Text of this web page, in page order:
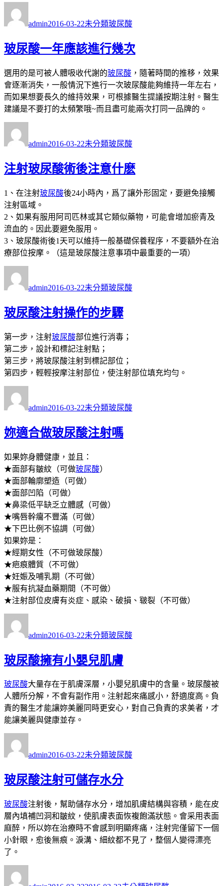
者
admin佈
期:
2016-03-22類
未分類籤
玻尿酸
玻尿酸一年應該進行幾次
選用的是可被人體吸收代謝的玻尿酸 ，隨著時間的推移，效果
會逐漸消失，一般情況下進行一次玻尿酸能夠維持一年左右，
而如果想要長久的維持效果，可根據醫生提議按期注射。醫生
建議是不要打的太頻繁哦~而且盡可能兩次打同一品牌的。
者
admin佈
期:
2016-03-22類
未分類籤
玻尿酸
注射玻尿酸術後注意什麽
1、在注射玻尿酸後24小時內，爲了讓外形固定，要避免接觸
注射區域。
2、如果有服用阿司匹林或其它類似藥物，可能會增加瘀青及
流血的。因此要避免服用。
3、玻尿酸術後1天可以維持一般基礎保養程序，不要額外在治
療部位按摩。（這是玻尿酸注意事項中最重要的一項）
者
admin佈
期:
2016-03-22類
未分類籤
玻尿酸
玻尿酸注射操作的步驟
第一步，注射玻尿酸部位進行消毒；
第二步，設計和標記注射點；
第三步，將玻尿酸注射到標記部位；
第四步，輕輕按摩注射部位，使注射部位填充均勻。
者
admin佈
期:
2016-03-22類
未分類籤
玻尿酸
妳適合做玻尿酸注射嗎
如果妳身體健康，並且：
★面部有皺紋（可做玻尿酸）
★面部輪廓塑造（可做）
★面部凹陷（可做）
★鼻梁低平缺乏立體感（可做）
★嘴唇幹癟不豐滿（可做）
★下巴比例不協調（可做）
如果妳是：
★經期女性（不可做玻尿酸）
★疤痕體質（不可做）
★妊娠及哺乳期（不可做）
★服有抗凝血藥期間（不可做）
★注射部位皮膚有炎症、感染、破損、皲裂（不可做）
者
admin佈
期:
2016-03-22類
未分類籤
玻尿酸
玻尿酸擁有小嬰兒肌膚
玻尿酸大量存在于肌膚深層，小嬰兒肌膚中的含量。玻尿酸被
人體所分解，不會有副作用。注射起來痛感小，舒適度高。負
責的醫生才能讓妳美麗同時更安心，對自己負責的求美者，才
能讓美麗與健康並存。
者
admin佈
期:
2016-03-22類
未分類籤
玻尿酸
玻尿酸注射可儲存水分
玻尿酸注射後，幫助儲存水分，增加肌膚結構與容積，能在皮
層內填補凹洞和皺紋，使肌膚表面恢複飽滿狀態。會采用表面
麻醉，所以妳在治療時不會感到明顯疼痛，注射完僅留下一個
小針眼，愈後無痕。淚溝、細紋都不見了，整個人變得漂亮
了。
者
佈
類
籤